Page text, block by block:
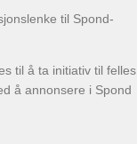
til Spond-
til å ta initiativ til felles
å annonsere i Spond